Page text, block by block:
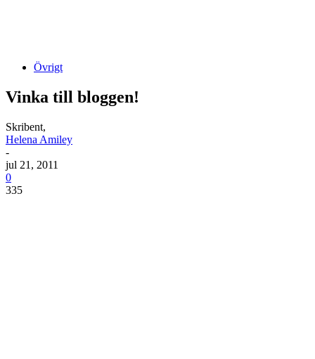
Övrigt
Vinka till bloggen!
Skribent,
Helena Amiley
-
jul 21, 2011
0
335